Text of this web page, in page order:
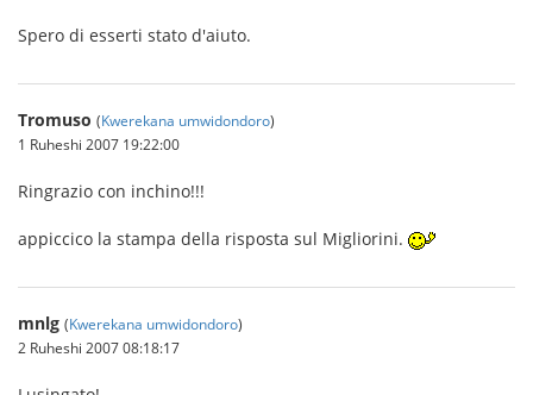
Spero di esserti stato d'aiuto.
Tromuso (Kwerekana umwidondoro)
1 Ruheshi 2007 19:22:00
Ringrazio con inchino!!!
appiccico la stampa della risposta sul Migliorini.
mnlg (Kwerekana umwidondoro)
2 Ruheshi 2007 08:18:17